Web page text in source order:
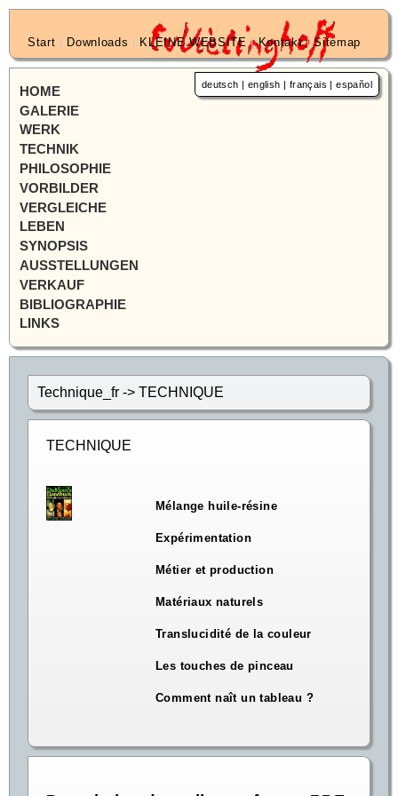
Start Downloads KLEINE WEBSITE |Kontakt|Sitemap
deutsch | english | français |español
HOME
GALERIE
WERK
TECHNIK
PHILOSOPHIE
VORBILDER
VERGLEICHE
LEBEN
SYNOPSIS
AUSSTELLUNGEN
VERKAUF
BIBLIOGRAPHIE
LINKS
Technique_fr -> TECHNIQUE
TECHNIQUE
Mélange huile-résine
Expérimentation
Métier et production
Matériaux naturels
Translucidité de la couleur
Les touches de pinceau
Comment naît un tableau ?